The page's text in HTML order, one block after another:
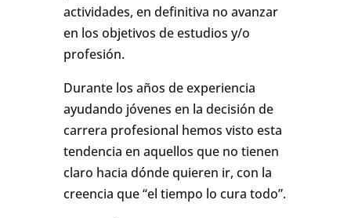
actividades, en definitiva no avanzar
en los objetivos de estudios y/o
profesión.
Durante los años de experiencia
ayudando jóvenes en la decisión de
carrera profesional hemos visto esta
tendencia en aquellos que no tienen
claro hacia dónde quieren ir, con la
creencia que “el tiempo lo cura todo”.